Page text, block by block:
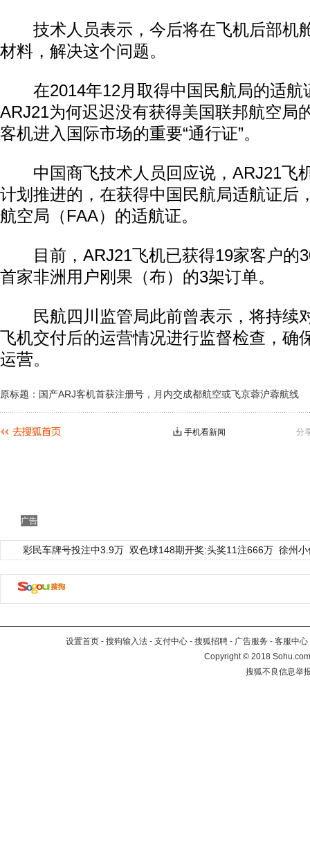
技术人员表示，今后将在飞机后部机
材料，解决这个问题。
在2014年12月取得中国民航局的适航
ARJ21为何迟迟没有获得美国联邦航空局
客机进入国际市场的重要“通行证”。
中国商飞技术人员回应说，ARJ21飞
计划推进的，在获得中国民航局适航证后
航空局（FAA）的适航证。
目前，ARJ21飞机已获得19家客户的
首家非洲用户刚果（布）的3架订单。
民航四川监管局此前曾表示，将持续
飞机交付后的运营情况进行监督检查，确
运营。
原标题：国产ARJ客机首获注册号，月内交成都航空或飞京蓉沪蓉航线
分
手机看新闻
广告
彩民车牌号投注中3.9万 双色球148期开奖:头奖11注666万 徐州
设置首页 - 搜狗输入法 - 支付中心 - 搜狐招聘 - 广告服务 - 客服中心
Copyright©2018
搜狐不良信息举